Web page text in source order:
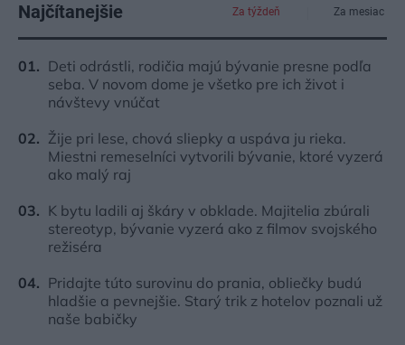
Najčítanejšie Za týždeň Za mesiac
Deti odrástli, rodičia majú bývanie presne podľa
seba. V novom dome je všetko pre ich život i
návštevy vnúčat
Žije pri lese, chová sliepky a uspáva ju rieka.
Miestni remeselníci vytvorili bývanie, ktoré vyzerá
ako malý raj
K bytu ladili aj škáry v obklade. Majitelia zbúrali
stereotyp, bývanie vyzerá ako z filmov svojského
režiséra
Pridajte túto surovinu do prania, obliečky budú
hladšie a pevnejšie. Starý trik z hotelov poznali už
naše babičky